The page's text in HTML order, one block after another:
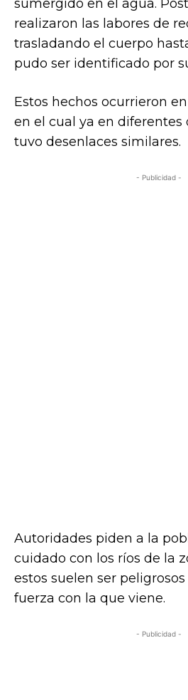
sumergido en el agua.
realizaron las labores de
trasladando el cuerpo
pudo ser identificado por
Estos hechos ocurrieron
en el cual ya en diferentes
tuvo desenlaces similares.
- Publicidad -
Autoridades piden a la
cuidado con los ríos de la
estos suelen ser
fuerza con la que viene.
- Publicidad -